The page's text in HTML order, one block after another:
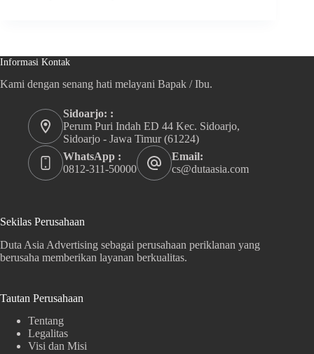
Informasi Kontak
Kami dengan senang hati melayani Bapak / Ibu.
Sidoarjo: :
Perum Puri Indah ED 44 Kec. Sidoarjo,
Sidoarjo - Jawa Timur (61224)
WhatsApp :
0812-311-50000
Email:
cs@dutaasia.com
Sekilas Perusahaan
Duta Asia Advertising sebagai perusahaan periklanan yang
berusaha memberikan layanan berkualitas.
Tautan Perusahaan
Tentang
Legalitas
Visi dan Misi